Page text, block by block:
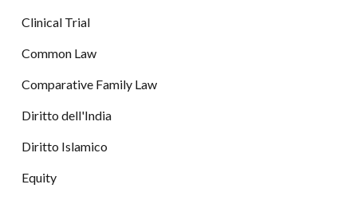
Clinical Trial
Common Law
Comparative Family Law
Diritto dell'India
Diritto Islamico
Equity